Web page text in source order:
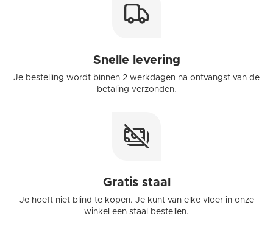
Deze website maakt gebruik van cookies
personaliseren, om functies voor social media te bieden
en om ons websiteverkeer te analyseren. Ook delen we
informatie over uw gebruik van onze site met onze
Snelle levering
Je bestelling wordt binnen 2 werkdagen na ontvangst van de
betaling verzonden.
Gratis staal
Je hoeft niet blind te kopen. Je kunt van elke vloer in onze
winkel een staal bestellen.